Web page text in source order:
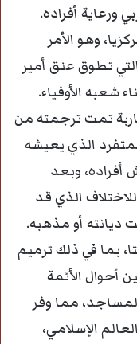
ورعاية أفراده.
وهو الأمر
تطوق عنق أمير
شعبه الأوفياء.
تمت ترجمته من
الذي يعيشه
وبعد
الذي قد
ديانته أو مذهبه.
بما في ذلك ترميم
أحوال الأئمة
مما وفر
الإسلامي،